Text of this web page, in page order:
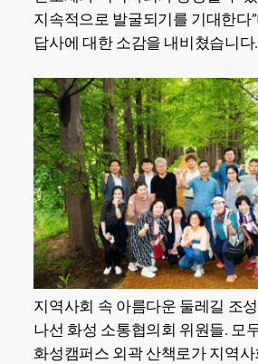
지속적으로 발굴되기를 기대한다
답사에 대한 소감을 내비쳤습니다.
지역사회 속 아름다운 둘레길 조
나선 화성 소통협의회 위원들. 모
화성캠퍼스 외곽 산책로가 지역